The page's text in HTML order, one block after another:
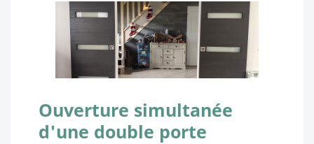
Ouverture simultanée
d'une double porte